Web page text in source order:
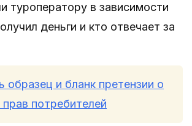
туроператору в зависимости
деньги и кто отвечает за
образец и бланк претензии о
потребителей